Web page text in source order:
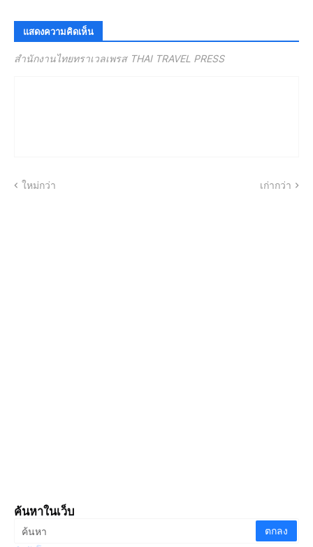
แสดงความคิดเห็น
สำนักงานไทยทราเวลเพรส THAI TRAVEL PRESS
ใหม่กว่า เก่ากว่า
ค้นหาในเว็บ